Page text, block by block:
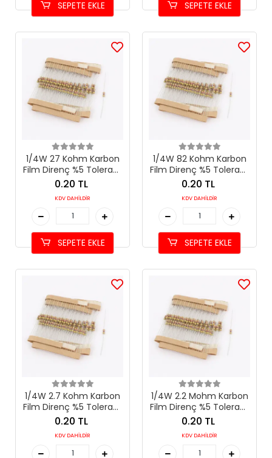
SEPETE EKLE SEPETE EKLE
1/4W 27 Kohm Karbon
Film Direnç %5 Tolerans
(27 kΩ)
0.20 TL
KDV DAHİLDİR
SEPETE EKLE
1/4W 82 Kohm Karbon
Film Direnç %5 Tolerans
(82 kΩ)
0.20 TL
KDV DAHİLDİR
SEPETE EKLE
1/4W 2.7 Kohm Karbon
Film Direnç %5 Tolerans
(2.7 kΩ)
0.20 TL
KDV DAHİLDİR
1/4W 2.2 Mohm Karbon
Film Direnç %5 Tolerans
(2.2 MΩ)
0.20 TL
KDV DAHİLDİR